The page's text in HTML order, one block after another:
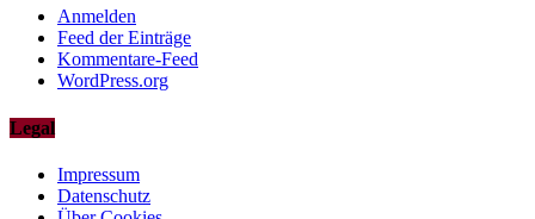
Anmelden
Feed der Einträge
Kommentare-Feed
WordPress.org
Legal
Impressum
Datenschutz